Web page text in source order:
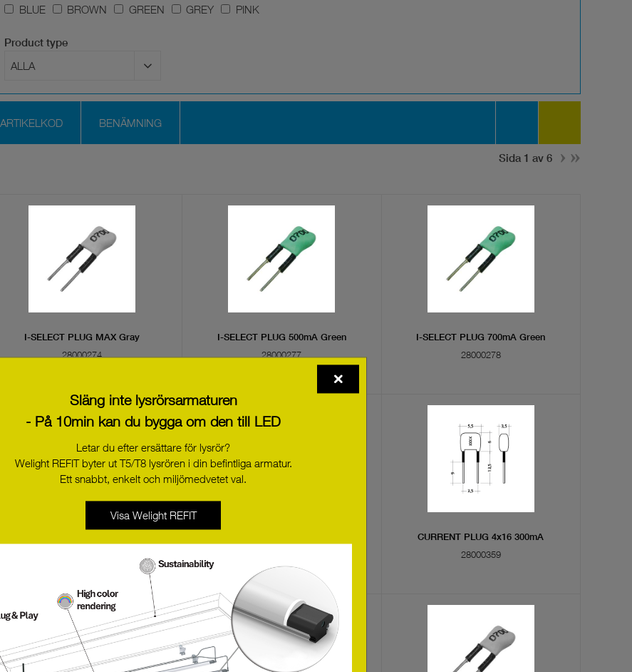
BLUE BROWN GREEN GREY PINK
Product type
ARTIKELKOD BENÄMNING
Sida 1 av 6
I-SELECT PLUG MAX Gray
28000274
I-SELECT PLUG 500mA Green
28000277
I-SELECT PLUG 700mA Green
28000278
CURRENT PLUG 4x16 300mA
28000359
Släng inte lysrörsarmaturen
- På 10min kan du bygga om den till LED
Letar du efter ersättare för lysrör?
Welight REFIT byter ut T5/T8 lysrören i din befintliga armatur.
Ett snabbt, enkelt och miljömedvetet val.
Visa Welight REFIT